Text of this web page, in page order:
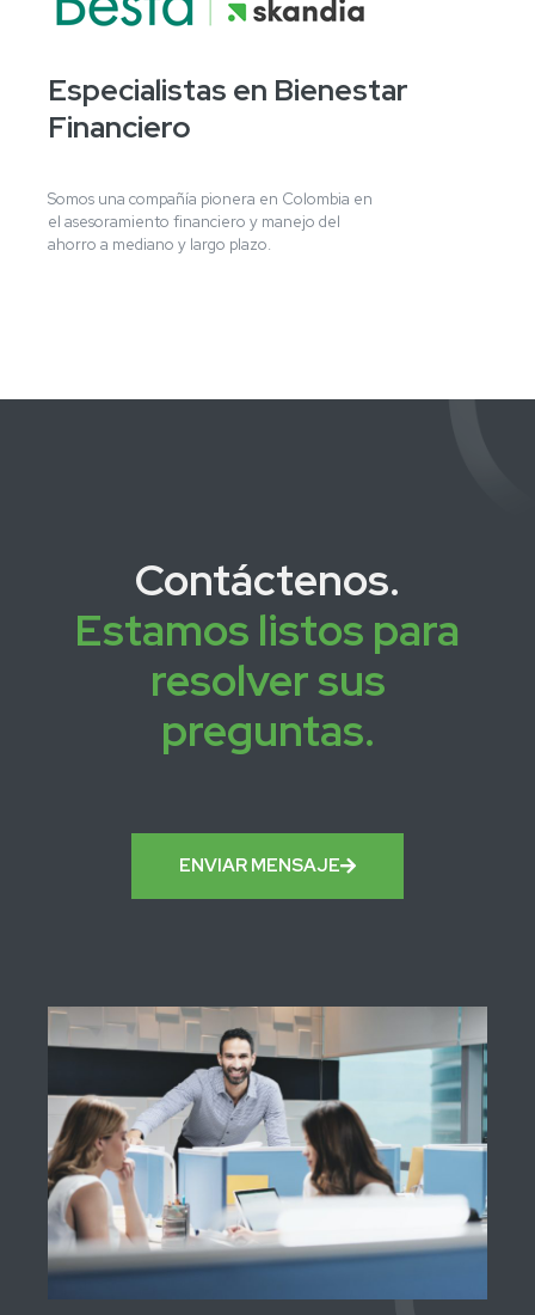
Especialistas en Bienestar
Financiero
Somos una compañía pionera en Colombia en
el asesoramiento financiero y manejo del
ahorro a mediano y largo plazo.
Contáctenos.
Estamos listos para
resolver sus
preguntas.
ENVIAR MENSAJE